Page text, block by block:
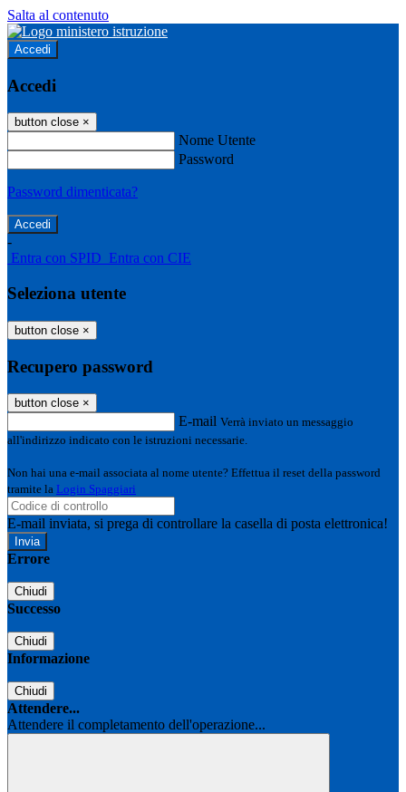
Salta al contenuto
Accedi
Accedi
button close ×
Nome Utente
Password
Password dimenticata?
-
Entra con SPID Entra con CIE
Seleziona utente
button close ×
Recupero password
button close ×
E-mail Verrà inviato un messaggio
all'indirizzo indicato con le istruzioni necessarie.
Non hai una e-mail associata al nome utente? Effettua il reset della password
tramite la Login Spaggiari
E-mail inviata, si prega di controllare la casella di posta elettronica!
Errore
Chiudi
Successo
Chiudi
Informazione
Chiudi
Attendere...
Attendere il completamento dell'operazione...